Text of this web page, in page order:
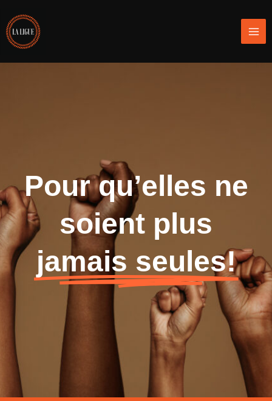
contenu
Pour qu’elles ne
soient plus
jamais seules!